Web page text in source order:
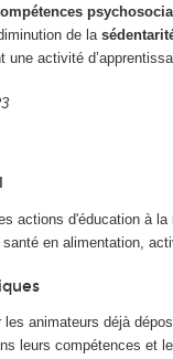
de la
une activité
actions d'éducation à
en alimentation,
les animateurs déjà
leurs compétences et